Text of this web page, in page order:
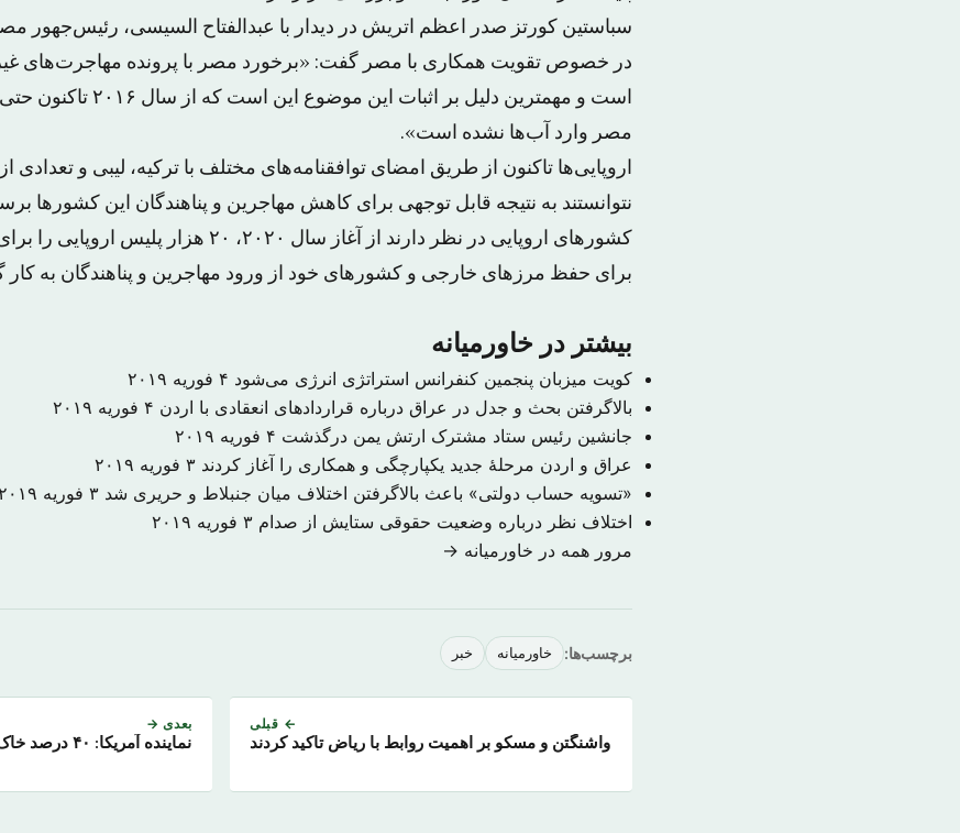
سباستین کورتز صدر اعظم اتریش در دیدار با عبدالفتاح السیسی، رئیس‌جهور
در خصوص تقویت همکاری با مصر گفت: «برخورد مصر با پرونده مهاجرت‌های
است و مهمترین دلیل بر اثبات
مصر وارد آب‌ها نشده است».
اروپایی‌ها تاکنون از طریق امضای توافقنامه‌های مختلف با ترکیه، لیبی و تعدادی
نتوانستند به نتیجه قابل توجهی برای کاهش مهاجرین و پناهندگان این کشورها
کشورهای اروپایی در نظر دارند از آغاز سال ۲۰۲۰،
برای حفظ مرزهای خارجی و کشورهای خود از ورود مهاجرین و پناهندگان به کار
بیشتر در خاورمیانه
کویت میزبان پنجمین کنفرانس استراتژی انرژی می‌شود ۴ فوریه ۲۰۱۹
بالاگرفتن بحث و جدل در عراق درباره قراردادهای انعقادی با اردن ۴ فوریه ۲۰۱۹
جانشین رئیس ستاد مشترک ارتش یمن درگذشت ۴ فوریه ۲۰۱۹
عراق و اردن مرحلهٔ جدید یکپارچگی و همکاری را آغاز کردند ۳ فوریه ۲۰۱۹
«تسویه حساب دولتی» باعث بالاگرفتن اختلاف میان جنبلاط و حریری شد ۳ فوریه ۲۰۱۹
اختلاف نظر درباره وضعیت حقوقی ستایش از صدام ۳ فوریه ۲۰۱۹
مرور همه در خاورمیانه →
برچسب‌ها: خاورمیانه خبر
← قبلی
واشنگتن و مسکو بر اهمیت روابط با ریاض تاکید کردند
بعدی →
نماینده